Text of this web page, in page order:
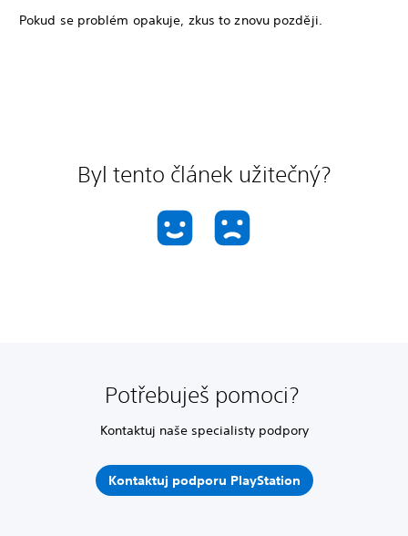
Pokud se problém opakuje, zkus to znovu později.
Byl tento článek užitečný?
Potřebuješ pomoci?
Kontaktuj naše specialisty podpory
Kontaktuj podporu PlayStation